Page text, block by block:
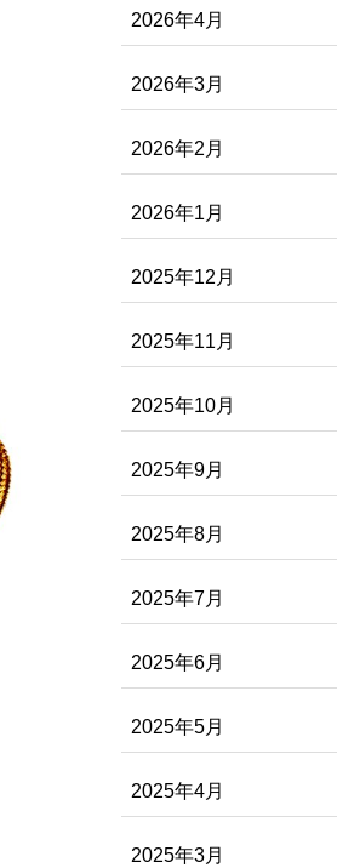
2026年4月
2026年3月
2026年2月
2026年1月
2025年12月
2025年11月
2025年10月
2025年9月
2025年8月
2025年7月
2025年6月
2025年5月
2025年4月
2025年3月